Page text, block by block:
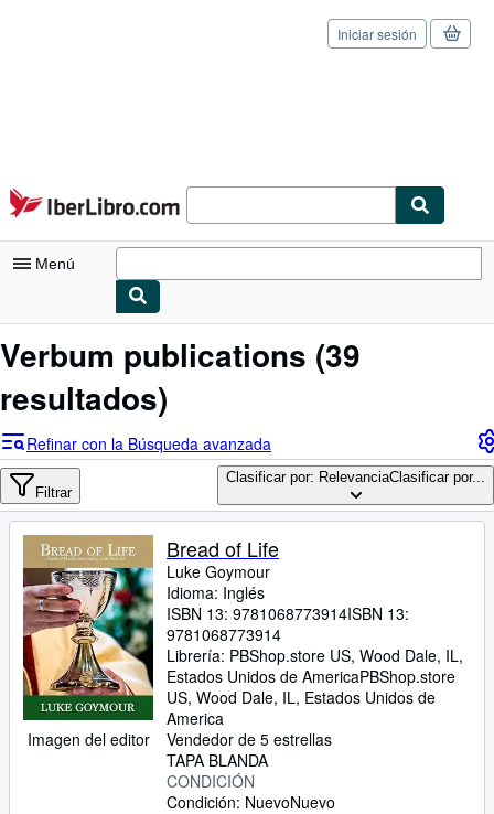
Pasar al contenido principal
IberLibro.com
Iniciar sesión
Menú
Mi cuenta
Consultar mis pedidos
Búsqueda avanzada
Colecciones
Libros antiguos
Arte y coleccionismo
Vendedores
Comenzar a vender
Ayuda
CERRAR
Verbum publications (39
resultados)
Refinar con la Búsqueda avanzada
Filtrar
Clasificar por: RelevanciaClasificar por...
Imagen del editor
Bread of Life
Luke Goymour
Idioma: Inglés
ISBN 13: 9781068773914ISBN 13:
9781068773914
Librería: PBShop.store US, Wood Dale, IL,
Estados Unidos de AmericaPBShop.store
US, Wood Dale, IL, Estados Unidos de
America
Vendedor de 5 estrellas
TAPA BLANDA
CONDICIÓN
Condición: NuevoNuevo